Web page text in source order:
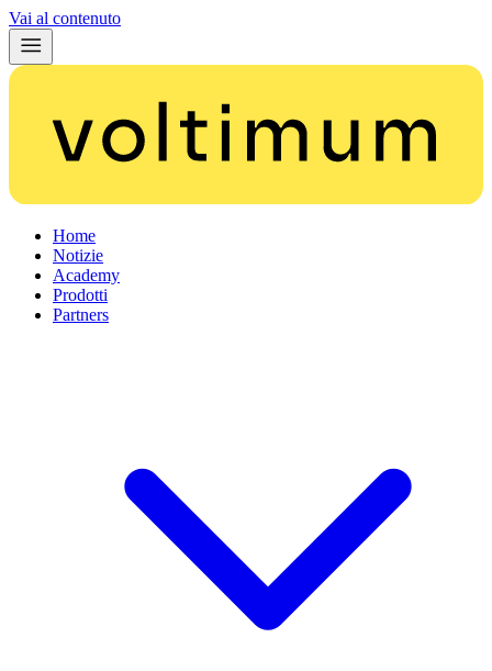
Vai al contenuto
Home
Notizie
Academy
Prodotti
Partners